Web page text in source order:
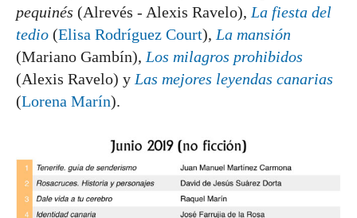
pequinés (Alrevés - Alexis Ravelo), La fiesta del
tedio (Elisa Rodríguez Court), La mansión
(Mariano Gambín), Los milagros prohibidos
(Alexis Ravelo) y Las mejores leyendas canarias
(Lorena Marín).